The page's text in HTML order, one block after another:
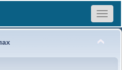
Toggle